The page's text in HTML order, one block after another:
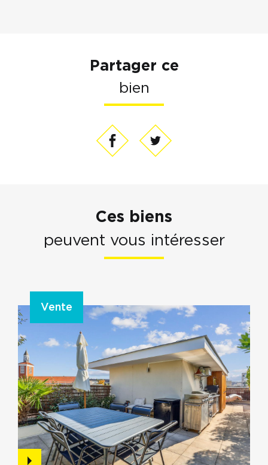
Partager ce
bien
Ces biens
peuvent vous intéresser
Vente